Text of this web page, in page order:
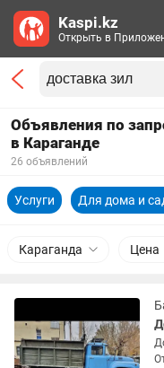
Объявления по
в Караганде
26 объявлений
Услуги Для дома и
Караганда Цена
Kaspi.kz
Открыть в